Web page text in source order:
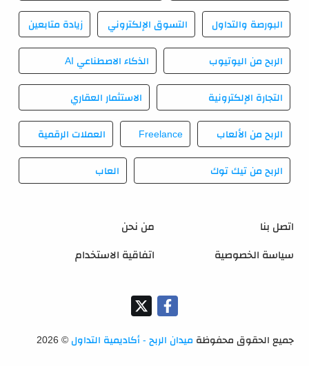
جميع الحقوق محفوظة ميدان الربح - أكاديمية التداول ©
2026
اتصل بنا من نحن
سياسة الخصوصية اتفاقية الاستخدام
البورصة والتداول التسوق الإلكتروني زيادة متابعين
الربح من اليوتيوب الذكاء الاصطناعي AI
التجارة الإلكترونية الاستثمار العقاري
الربح من الألعاب Freelance العملات الرقمية
الربح من تيك توك العاب